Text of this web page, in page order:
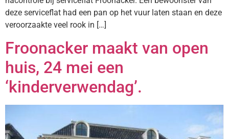
deze serviceflat had een pan op het vuur laten staan en deze
veroorzaakte veel rook in […]
Froonacker maakt van open
huis, 24 mei een
‘kinderverwendag’.